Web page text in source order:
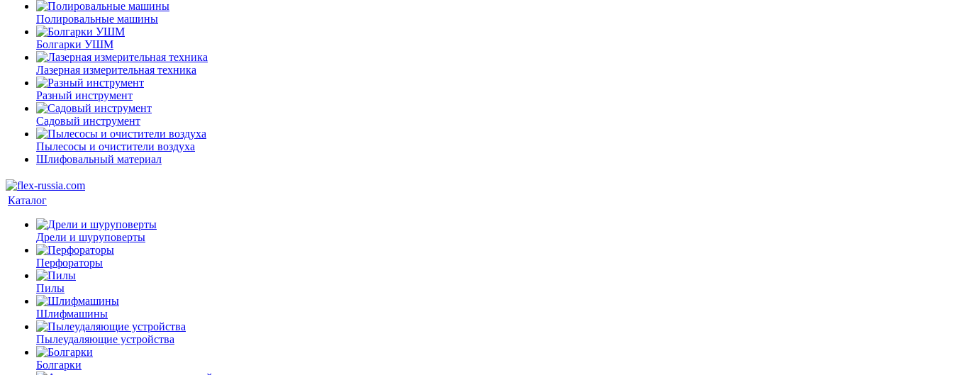
Полировальные машины
Болгарки УШМ
Лазерная измерительная техника
Разный инструмент
Садовый инструмент
Пылесосы и очистители воздуха
Шлифовальный материал
Каталог
Дрели и шуруповерты
Перфораторы
Пилы
Шлифмашины
Пылеудаляющие устройства
Болгарки